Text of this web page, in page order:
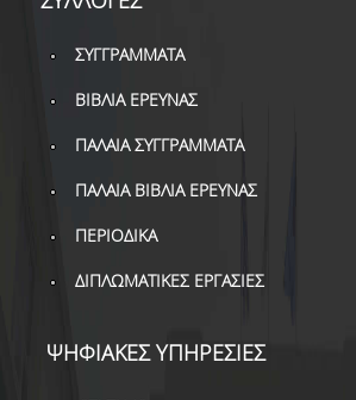
ΣΥΓΓΡΑΜΜΑΤΑ
ΒΙΒΛΙΑ ΕΡΕΥΝΑΣ
ΠΑΛΑΙΑ ΣΥΓΓΡΑΜΜΑΤΑ
ΠΑΛΑΙΑ ΒΙΒΛΙΑ ΕΡΕΥΝΑΣ
ΠΕΡΙΟΔΙΚΑ
ΔΙΠΛΩΜΑΤΙΚΕΣ ΕΡΓΑΣΙΕΣ
ΨΗΦΙΑΚΕΣ ΥΠΗΡΕΣΙΕΣ